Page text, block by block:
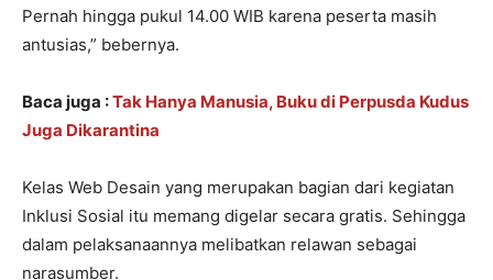
Pernah hingga pukul 14.00 WIB karena peserta masih
antusias,” bebernya.
Baca juga :Tak Hanya Manusia, Buku di Perpusda Kudus
Juga Dikarantina
Kelas Web Desain yang merupakan bagian dari kegiatan
Inklusi Sosial itu memang digelar secara gratis. Sehingga
dalam pelaksanaannya melibatkan relawan sebagai
narasumber.